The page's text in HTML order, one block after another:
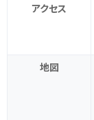
アクセス
地図